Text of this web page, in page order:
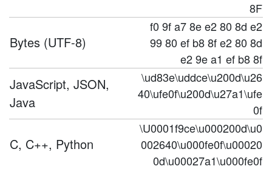
8F
Bytes (UTF-8)
f0 9f a7 8e e2 80 8d e2
99 80 ef b8 8f e2 80 8d
e2 9e a1 ef b8 8f
JavaScript, JSON,
Java
\ud83e\uddce\u200d\u26
40\ufe0f\u200d\u27a1\ufe
0f
C, C++, Python
\U0001f9ce\u000200d\u0
002640\u000fe0f\u00020
0d\u00027a1\u000fe0f